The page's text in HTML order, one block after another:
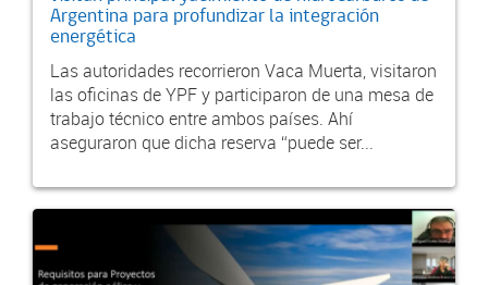
Argentina para profundizar la integración
energética
Las autoridades recorrieron Vaca Muerta, visitaron
las oficinas de YPF y participaron de una mesa de
trabajo técnico entre ambos países. Ahí
aseguraron que dicha reserva “puede ser...